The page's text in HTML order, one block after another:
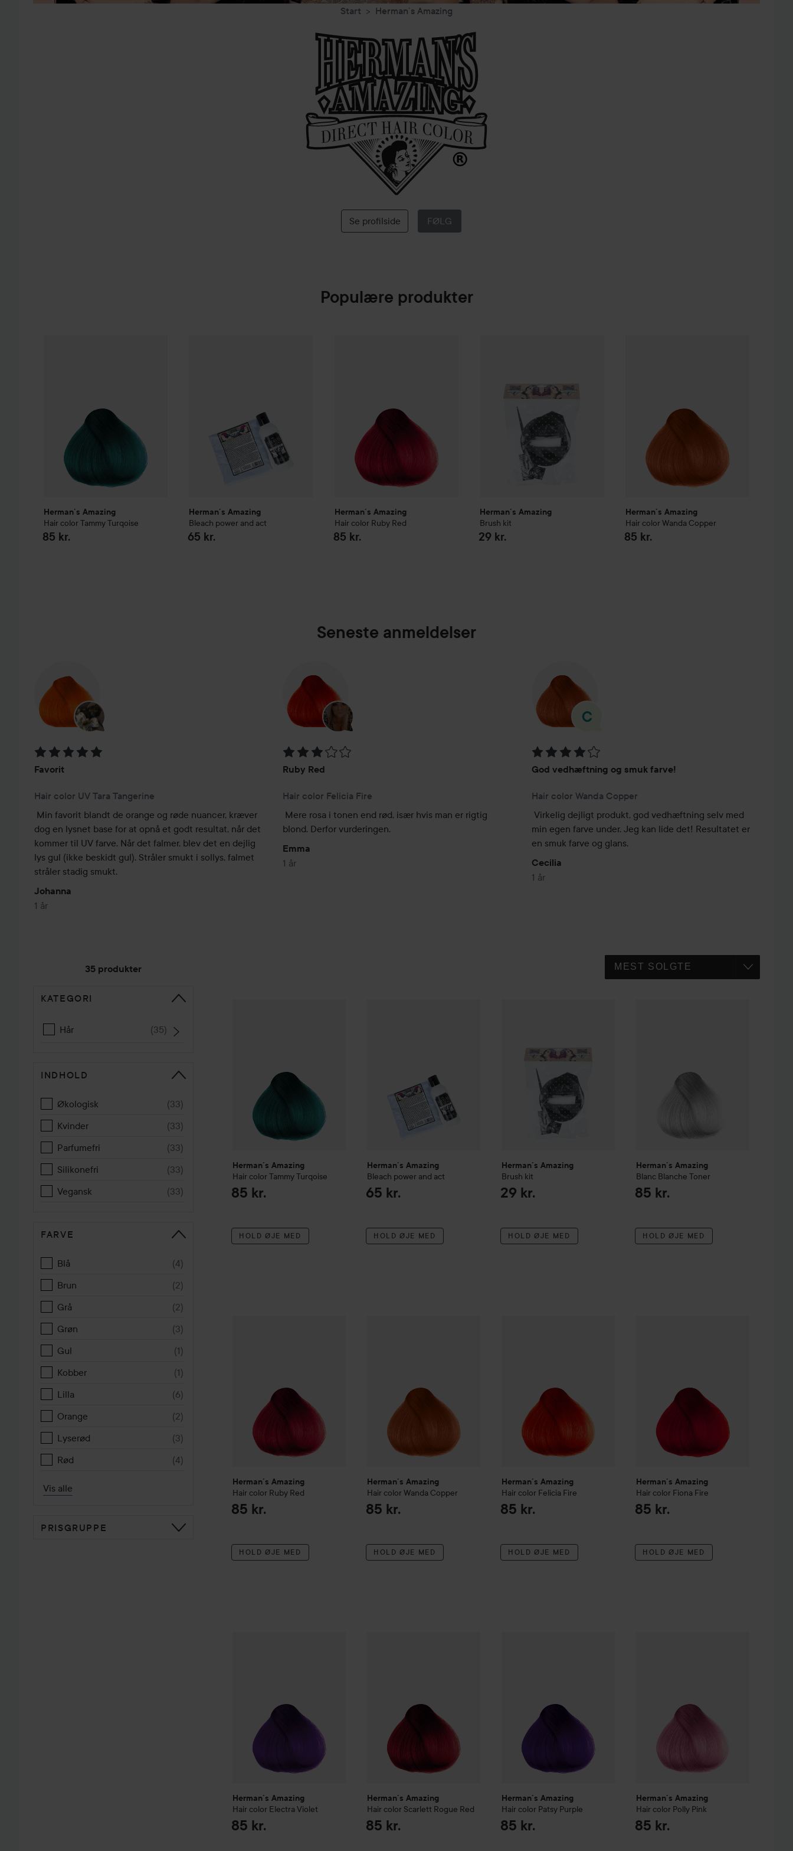
Start Herman´s Amazing
Herman
´s
Amazing
Se profilside FØLG
Populære produkter
Herman´s Amazing
Hair color Tammy Turqoise
85 kr.
Herman´s Amazing
Bleach power and act
65 kr.
Herman´s Amazing
Hair color Ruby Red
85 kr.
Herman´s Amazing
Brush kit
29 kr.
Herman´s Amazing
Hair color Wanda Copper
85 kr.
Seneste anmeldelser
SPRING OVER SEKTIONEN
Bedømmelse: 5 ud af 5
Favorit
Hair color UV Tara Tangerine
Min favorit blandt de orange og røde nuancer, kræver
dog en lysnet base for at opnå et godt resultat, når det
kommer til UV farve. Når det falmer, blev det en dejlig
lys gul (ikke beskidt gul). Stråler smukt i sollys, falmet
stråler stadig smukt.
Johanna
1 år
Bedømmelse: 3 ud af 5
Ruby Red
Hair color Felicia Fire
Mere rosa i tonen end rød, især hvis man er rigtig
blond. Derfor vurderingen.
Emma
1 år
Bedømmelse: 4 ud af 5
God vedhæftning og smuk farve!
Hair color Wanda Copper
Virkelig dejligt produkt, god vedhæftning selv med
min egen farve under. Jeg kan lide det! Resultatet er
en smuk farve og glans.
Cecilia
1 år
35 produkter
GÅ TIL SORTER
KATEGORI
Hår (35)
INDHOLD
Økologisk (33)
Kvinder
(33)
Parfumefri
(33)
Silikonefri
(33)
Vegansk
(33)
FARVE
Blå (4)
Brun
(2)
Grå
(2)
Grøn
(3)
Gul
(1)
Kobber
(1)
Lilla
(6)
Orange
(2)
Lyserød
(3)
Rød
(4)
Vis alle
PRISGRUPPE
Herman´s Amazing
Hair color Tammy Turqoise
85 kr.
HOLD ØJE MED
Herman´s Amazing
Bleach power and act
65 kr.
HOLD ØJE MED
Herman´s Amazing
Brush kit
29 kr.
HOLD ØJE MED
Herman´s Amazing
Blanc Blanche Toner
85 kr.
HOLD ØJE MED
Herman´s Amazing
Hair color Ruby Red
85 kr.
HOLD ØJE MED
Herman´s Amazing
Hair color Wanda Copper
85 kr.
HOLD ØJE MED
Herman´s Amazing
Hair color Felicia Fire
85 kr.
HOLD ØJE MED
Herman´s Amazing
Hair color Fiona Fire
85 kr.
HOLD ØJE MED
Herman´s Amazing
Hair color Electra Violet
85 kr.
Herman´s Amazing
Hair color Scarlett Rogue Red
85 kr.
Herman´s Amazing
Hair color Patsy Purple
85 kr.
Herman´s Amazing
Hair color Polly Pink
85 kr.